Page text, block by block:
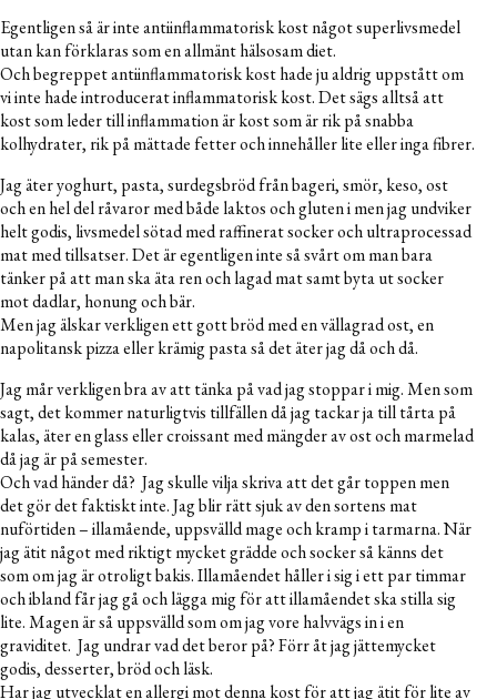
Egentligen så är inte antiinflammatorisk kost något superlivsmedel
utan kan förklaras som en allmänt hälsosam diet.
Och begreppet antiinflammatorisk kost hade ju aldrig uppstått om
vi inte hade introducerat inflammatorisk kost. Det sägs alltså att
kost som leder till inflammation är kost som är rik på snabba
kolhydrater, rik på mättade fetter och innehåller lite eller inga fibrer.
Jag äter yoghurt, pasta, surdegsbröd från bageri, smör, keso, ost
och en hel del råvaror med både laktos och gluten i men jag undviker
helt godis, livsmedel sötad med raffinerat socker och ultraprocessad
mat med tillsatser. Det är egentligen inte så svårt om man bara
tänker på att man ska äta ren och lagad mat samt byta ut socker
mot dadlar, honung och bär.
Men jag älskar verkligen ett gott bröd med en vällagrad ost, en
napolitansk pizza eller krämig pasta så det äter jag då och då.
Jag mår verkligen bra av att tänka på vad jag stoppar i mig. Men som
sagt, det kommer naturligtvis tillfällen då jag tackar ja till tårta på
kalas, äter en glass eller croissant med mängder av ost och marmelad
då jag är på semester.
Och vad händer då? Jag skulle vilja skriva att det går toppen men
det gör det faktiskt inte. Jag blir rätt sjuk av den sortens mat
nuförtiden – illamående, uppsvälld mage och kramp i tarmarna. När
jag ätit något med riktigt mycket grädde och socker så känns det
som om jag är otroligt bakis. Illamåendet håller i sig i ett par timmar
och ibland får jag gå och lägga mig för att illamåendet ska stilla sig
lite. Magen är så uppsvälld som om jag vore halvvägs in i en
graviditet. Jag undrar vad det beror på? Förr åt jag jättemycket
godis, desserter, bröd och läsk.
Har jag utvecklat en allergi mot denna kost för att jag ätit för lite av